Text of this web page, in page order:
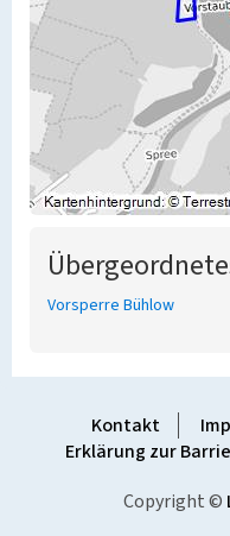
Vorsperre Bühlow
Kontakt
Erklärung zur
Copyright ©